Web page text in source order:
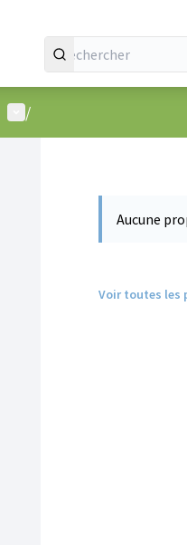
Menu utilisateur
/
Aucune
Voir toutes les